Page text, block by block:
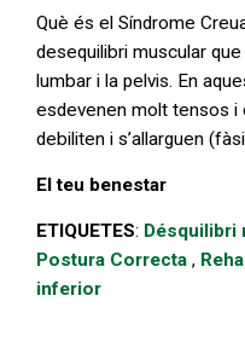
Què és el Síndrome
desequilibri muscular
lumbar i la pelvis. En
esdevenen molt tensos i
debiliten i s’allarguen
El teu benestar
ETIQUETES: Désquilibri
Postura Correcta ,
inferior